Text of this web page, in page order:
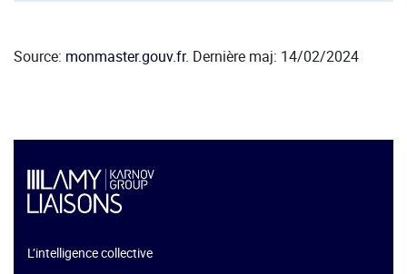
Source: monmaster.gouv.fr. Dernière maj: 14/02/2024
L’intelligence collective